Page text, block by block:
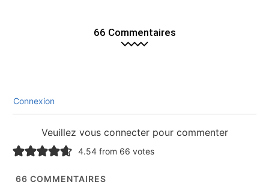
66 Commentaires
Connexion
Veuillez vous connecter pour commenter
4.54 from 66 votes
66 COMMENTAIRES